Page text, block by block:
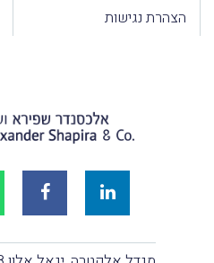
הצהרת נגישות